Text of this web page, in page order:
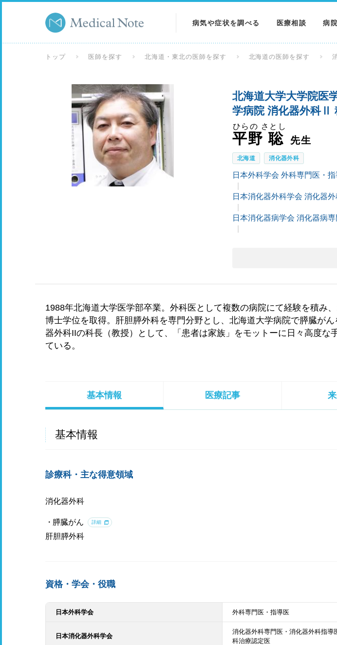
病気や症状を調べる
検査を調べる
医療相談 病
トップ 医師を探す 北海道・東北の医師を探す 北海道の医師を探す
北海道大学大学院医
学病院 消化器外科Ⅱ
平野 聡
ひらの さとし
先生
北海道 消化器外科
日本外科学会 外科専門医・指
日本消化器外科学会 消化器
日本消化器病学会 消化器病
1988年北海道大学医学部卒業。外科医として複数の病院にて経験を積み
博士学位を取得。肝胆膵外科を専門分野とし、北海道大学病院で膵臓が
器外科IIの科長（教授）として、「患者は家族」をモットーに日々高度な
ている。
基本情報 医療記事
基本情報
診療科・主な得意領域
消化器外科
膵臓がん 詳細
肝胆膵外科
資格・学会・役職
日本外科学会 外科専門医・指導医
日本消化器外科学会
消化器外科専門医・消化器外科指導
科治療認定医